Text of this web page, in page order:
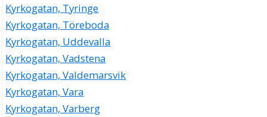
Kyrkogatan, Tyringe
Kyrkogatan, Töreboda
Kyrkogatan, Uddevalla
Kyrkogatan, Vadstena
Kyrkogatan, Valdemarsvik
Kyrkogatan, Vara
Kyrkogatan, Varberg